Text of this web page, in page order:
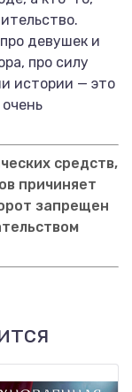
девушек и
про силу
истории — это
средств,
причиняет
запрещен